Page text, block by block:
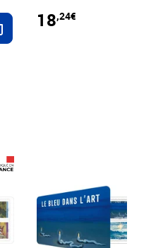
Ajouter au panier
18,24€